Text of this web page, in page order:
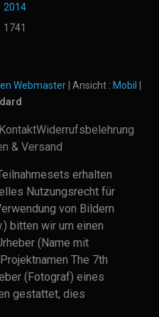
2014
1741
Webmaster| Ansicht : Mobil
KontaktWiderrufsbelehrung
& Versand
erhalten
Nutzungsrecht für
von Bildern
bitten wir um einen
(Name mit
The 7th
(Fotograf) eines
gestattet, dies